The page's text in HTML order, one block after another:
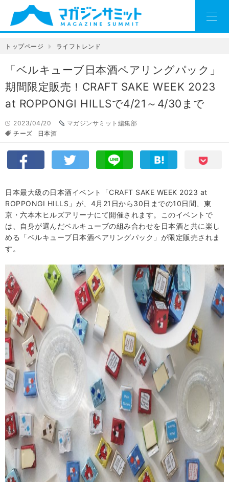
トップページ ライフトレンド
「ベルキューブ日本酒ペアリングパック」
期間限定販売！CRAFT SAKE WEEK 2023
at ROPPONGI HILLSで4/21～4/30まで
2023/04/20
マガジンサミット編集部
チーズ
日本酒
日本最大級の日本酒イベント「CRAFT SAKE WEEK 2023 at
ROPPONGI HILLS」が、4月21日から30日までの10日間、東
京・六本木ヒルズアリーナにて開催されます。このイベントで
は、自身が選んだベルキューブの組み合わせを日本酒と共に楽し
める「ベルキューブ日本酒ペアリングパック」が限定販売されま
す。